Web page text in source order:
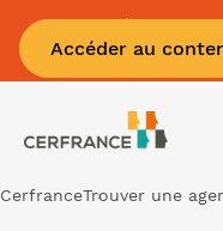
Accéder au
Passez à la
sérénité :Je
CerfranceTrouver une